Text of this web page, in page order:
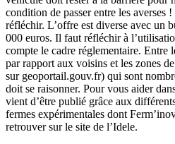
condition de passer entre les averses
réfléchir. L’offre est diverse avec un
000 euros. Il faut réfléchir à
compte le cadre réglementaire. Entre
par rapport aux voisins et les zones
sur geoportail.gouv.fr) qui sont
doit se raisonner. Pour vous aider
vient d’être publié grâce aux
fermes expérimentales dont
retrouver sur le site de l’Idele.